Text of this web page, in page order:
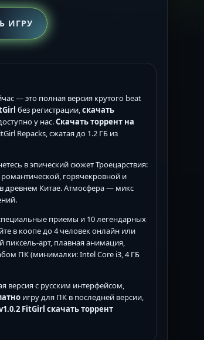
ИГРУ
— это полная версия крутого beat
без регистрации,скачать
у нас.Скачать торрент на
Repacks, сжатая до 1.2 ГБ из
в эпический сюжет Троецарствия:
горячекровной и
древнем Китае. Атмосфера — микс
приемы и 10 легендарных
в коопе до 4 человек онлайн или
пиксель-арт, плавная анимация,
ПК (минималки: Intel Core i3, 4 ГБ
версия с русским интерфейсом,
игру для ПК в последней версии,
FitGirl скачать торрент